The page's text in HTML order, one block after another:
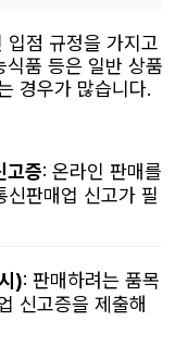
입점 규정을 가지고
식품 등은 일반 상품
경우가 많습니다.
고증: 온라인 판매를
신판매업 신고가 필
): 판매하려는 품목
신고증을 제출해